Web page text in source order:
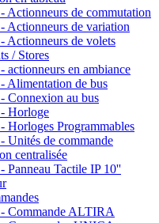
Actionneurs de commutation
Actionneurs de variation
Actionneurs de volets
/ Stores
actionneurs en ambiance
Alimentation de bus
Connexion au bus
Horloge
Horloges Programmables
Unités de commande
centralisée
Panneau Tactile IP 10''
Commande ALTIRA